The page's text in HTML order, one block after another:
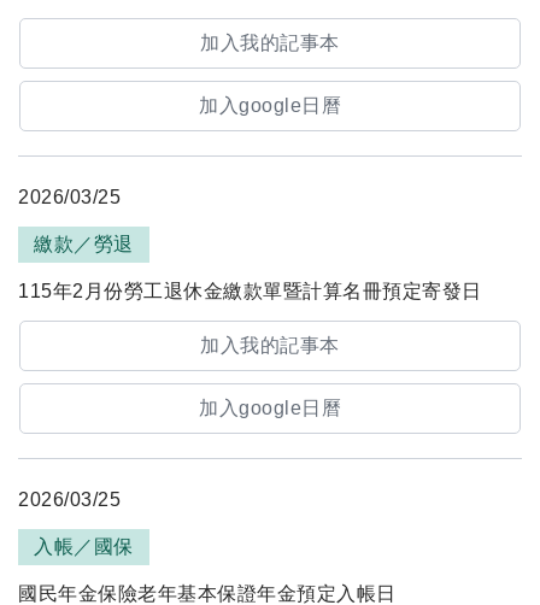
加入我的記事本
加入google日曆
2026/03/25
繳款／勞退
115年2月份勞工退休金繳款單暨計算名冊預定寄發日
加入我的記事本
加入google日曆
2026/03/25
入帳／國保
國民年金保險老年基本保證年金預定入帳日